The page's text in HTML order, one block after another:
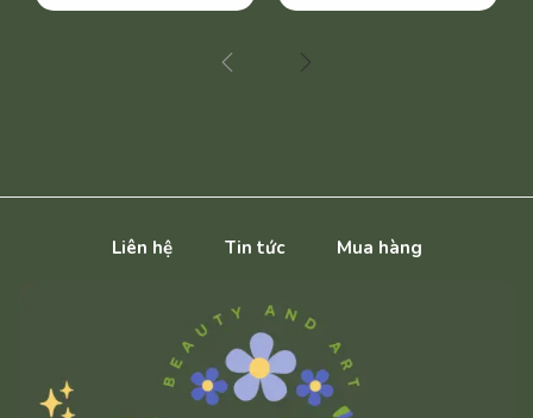
Liên hệ Tin tức Mua hàng